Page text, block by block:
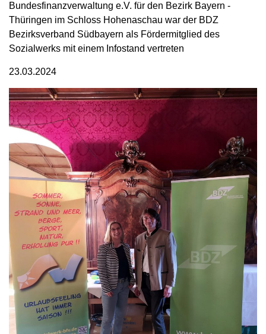
Bundesfinanzverwaltung e.V. für den Bezirk Bayern -
Thüringen im Schloss Hohenaschau war der BDZ
Bezirksverband Südbayern als Fördermitglied des
Sozialwerks mit einem Infostand vertreten
23.03.2024